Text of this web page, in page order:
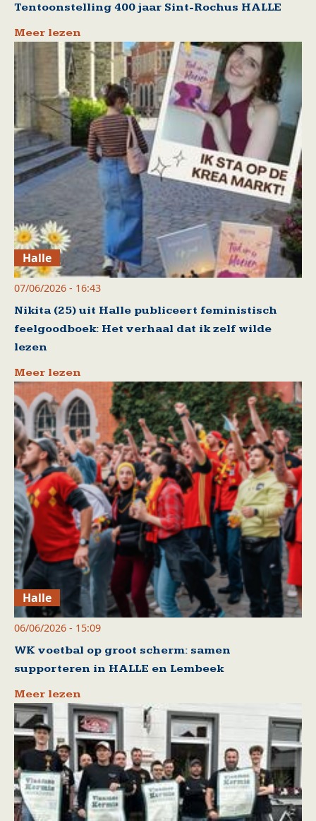
Tentoonstelling 400 jaar Sint-Rochus HALLE
Meer lezen
Halle
07/06/2026 - 16:43
Nikita (25) uit Halle publiceert feministisch
feelgoodboek: Het verhaal dat ik zelf wilde
lezen
Meer lezen
Halle
06/06/2026 - 15:09
WK voetbal op groot scherm: samen
supporteren in HALLE en Lembeek
Meer lezen